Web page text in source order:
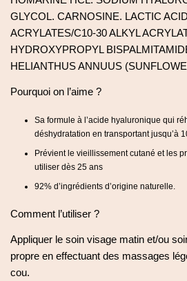
GLYCOL. CARNOSINE. LACTIC
ACRYLATES/C10-30 ALKYL
HYDROXYPROPYL
HELIANTHUS ANNUUS
Pourquoi on l’aime ?
Sa formule à l’acide hyaluronique qui
déshydratation en transportant jusqu’à
Prévient le vieillissement cutané et les
utiliser dès 25 ans
92% d’ingrédients d’origine naturelle.
Comment l’utiliser ?
Appliquer le soin visage matin et/ou
propre en effectuant des massages
cou.